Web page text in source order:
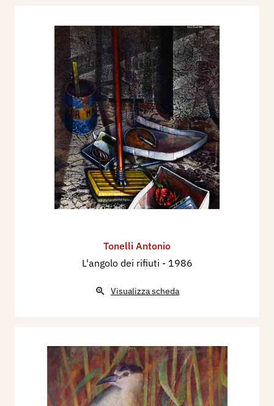
Tonelli Antonio
L'angolo dei rifiuti - 1986
Visualizza scheda